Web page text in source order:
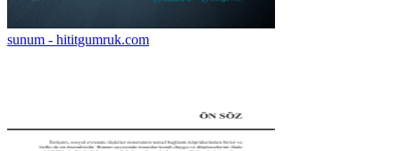
sunum - hititgumruk.com